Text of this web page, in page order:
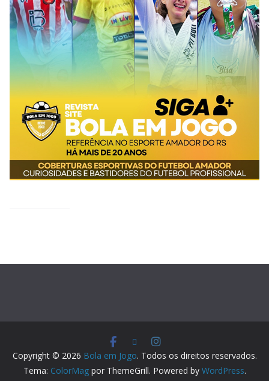
Copyright © 2026 Bola em Jogo. Todos os direitos reservados.
Tema: ColorMagpor ThemeGrill. Powered by WordPress.